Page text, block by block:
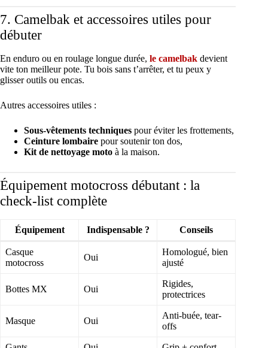
7. Camelbak et accessoires utiles pour
débuter
En enduro ou en roulage longue durée, le camelbak devient
vite ton meilleur pote. Tu bois sans t’arrêter, et tu peux y
glisser outils ou encas.
Autres accessoires utiles :
Sous-vêtements techniques pour éviter les frottements,
Ceinture lombaire pour soutenir ton dos,
Kit de nettoyage moto à la maison.
Équipement motocross débutant : la
check-list complète
Équipement Indispensable ? Conseils
Casque
motocross
Oui
Homologué, bien
ajusté
Bottes MX Oui
Rigides,
protectrices
Masque Oui
Anti-buée, tear-
offs